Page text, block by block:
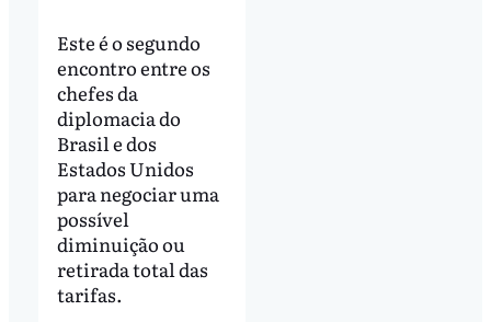
Este é o segundo
encontro entre os
chefes da
diplomacia do
Brasil e dos
Estados Unidos
para negociar uma
possível
diminuição ou
retirada total das
tarifas.